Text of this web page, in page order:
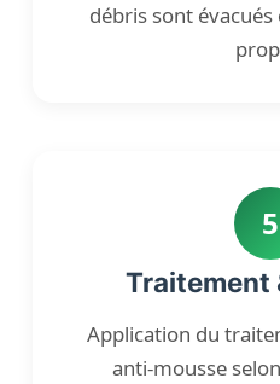
débris sont
5
Traitement
Application du
anti-mousse